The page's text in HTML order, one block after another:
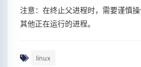
注意：在终止父进程时，需要谨慎
其他正在运行的进程。
linux